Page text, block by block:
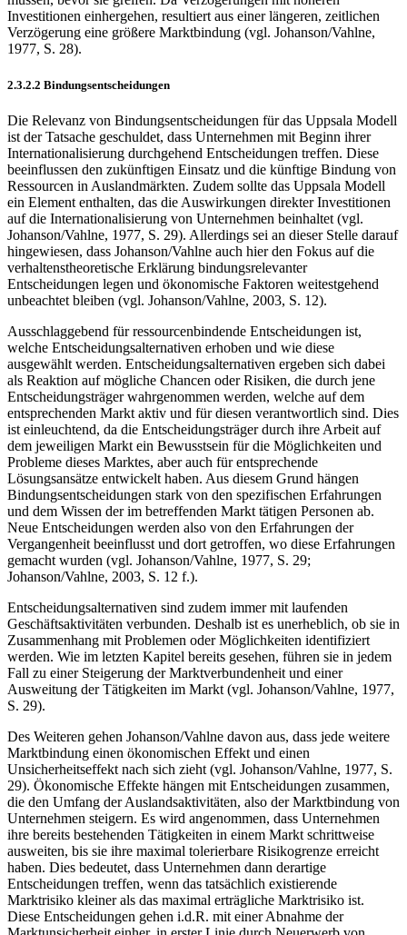
Investitionen einhergehen, resultiert aus einer längeren, zeitlichen
Verzögerung eine größere Marktbindung (vgl. Johanson/Vahlne,
1977, S. 28).
2.3.2.2 Bindungsentscheidungen
Die Relevanz von Bindungsentscheidungen für das Uppsala Modell
ist der Tatsache geschuldet, dass Unternehmen mit Beginn ihrer
Internationalisierung durchgehend Entscheidungen treffen. Diese
beeinflussen den zukünftigen Einsatz und die künftige Bindung von
Ressourcen in Auslandmärkten. Zudem sollte das Uppsala Modell
ein Element enthalten, das die Auswirkungen direkter Investitionen
auf die Internationalisierung von Unternehmen beinhaltet (vgl.
Johanson/Vahlne, 1977, S. 29). Allerdings sei an dieser Stelle darauf
hingewiesen, dass Johanson/Vahlne auch hier den Fokus auf die
verhaltenstheoretische Erklärung bindungsrelevanter
Entscheidungen legen und ökonomische Faktoren weitestgehend
unbeachtet bleiben (vgl. Johanson/Vahlne, 2003, S. 12).
Ausschlaggebend für ressourcenbindende Entscheidungen ist,
welche Entscheidungsalternativen erhoben und wie diese
ausgewählt werden. Entscheidungsalternativen ergeben sich dabei
als Reaktion auf mögliche Chancen oder Risiken, die durch jene
Entscheidungsträger wahrgenommen werden, welche auf dem
entsprechenden Markt aktiv und für diesen verantwortlich sind. Dies
ist einleuchtend, da die Entscheidungsträger durch ihre Arbeit auf
dem jeweiligen Markt ein Bewusstsein für die Möglichkeiten und
Probleme dieses Marktes, aber auch für entsprechende
Lösungsansätze entwickelt haben. Aus diesem Grund hängen
Bindungsentscheidungen stark von den spezifischen Erfahrungen
und dem Wissen der im betreffenden Markt tätigen Personen ab.
Neue Entscheidungen werden also von den Erfahrungen der
Vergangenheit beeinflusst und dort getroffen, wo diese Erfahrungen
gemacht wurden (vgl. Johanson/Vahlne, 1977, S. 29;
Johanson/Vahlne, 2003, S. 12 f.).
Entscheidungsalternativen sind zudem immer mit laufenden
Geschäftsaktivitäten verbunden. Deshalb ist es unerheblich, ob sie in
Zusammenhang mit Problemen oder Möglichkeiten identifiziert
werden. Wie im letzten Kapitel bereits gesehen, führen sie in jedem
Fall zu einer Steigerung der Marktverbundenheit und einer
Ausweitung der Tätigkeiten im Markt (vgl. Johanson/Vahlne, 1977,
S. 29).
Des Weiteren gehen Johanson/Vahlne davon aus, dass jede weitere
Marktbindung einen ökonomischen Effekt und einen
Unsicherheitseffekt nach sich zieht (vgl. Johanson/Vahlne, 1977, S.
29). Ökonomische Effekte hängen mit Entscheidungen zusammen,
die den Umfang der Auslandsaktivitäten, also der Marktbindung von
Unternehmen steigern. Es wird angenommen, dass Unternehmen
ihre bereits bestehenden Tätigkeiten in einem Markt schrittweise
ausweiten, bis sie ihre maximal tolerierbare Risikogrenze erreicht
haben. Dies bedeutet, dass Unternehmen dann derartige
Entscheidungen treffen, wenn das tatsächlich existierende
Marktrisiko kleiner als das maximal erträgliche Marktrisiko ist.
Diese Entscheidungen gehen i.d.R. mit einer Abnahme der